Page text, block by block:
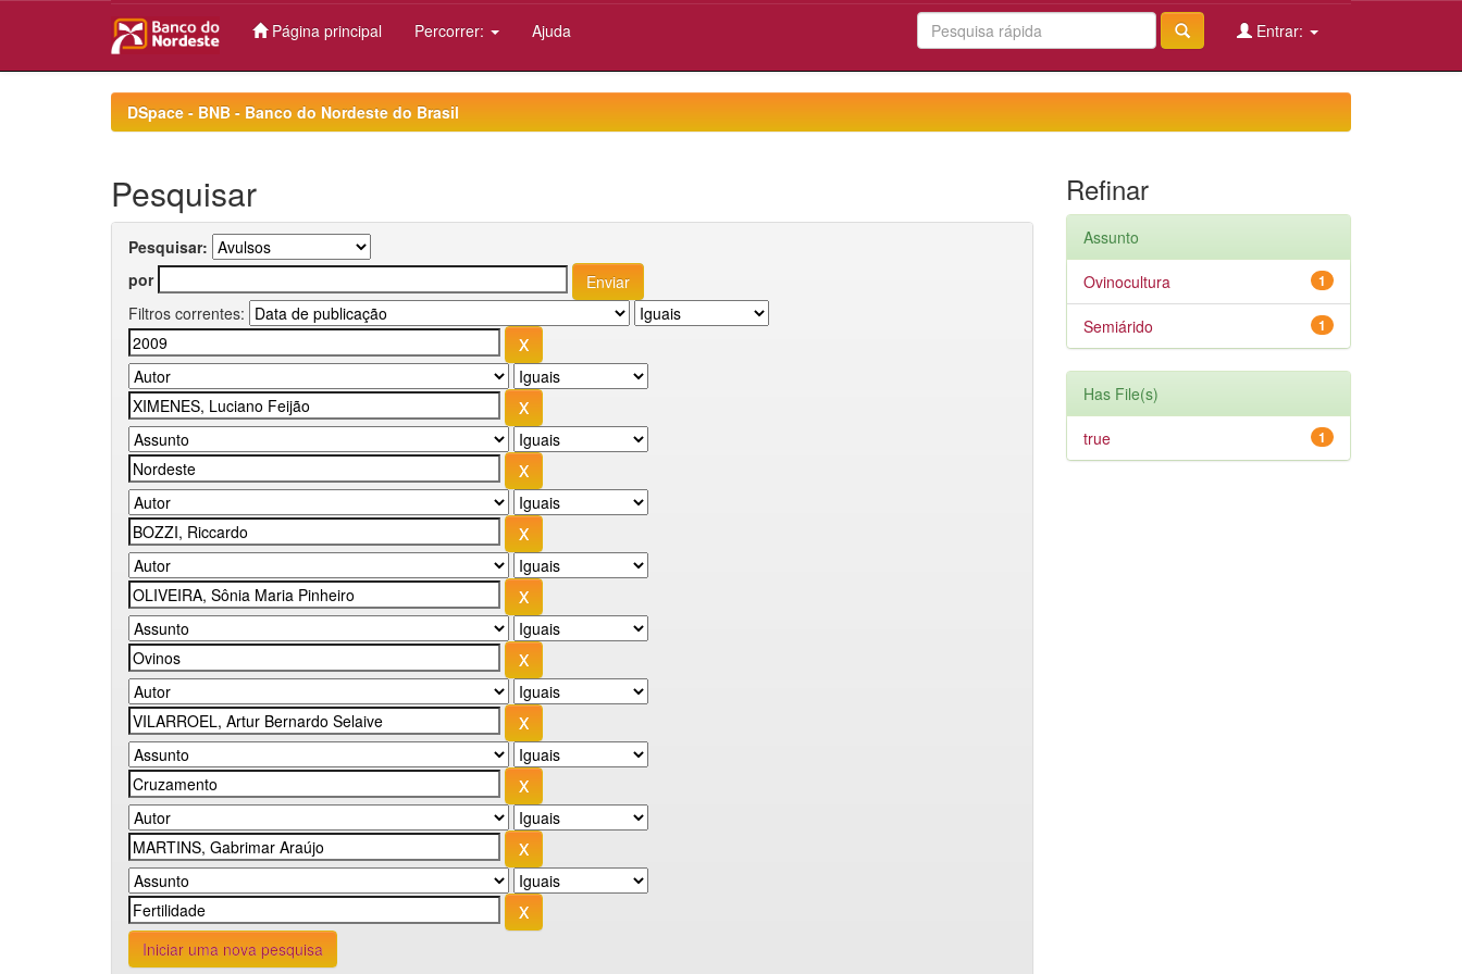
Página principal Percorrer: Ajuda Entrar:
DSpace - BNB - Banco do Nordeste do Brasil
Pesquisar
Pesquisar:
por
Filtros correntes:
Iniciar uma nova pesquisa
Refinar
Assunto
1
Ovinocultura
1
Semiárido
Has File(s)
1
true